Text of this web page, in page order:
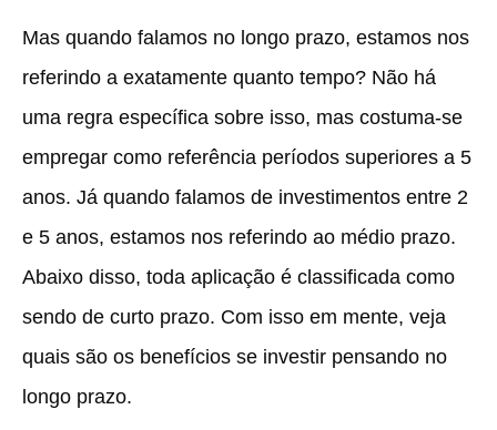
Mas quando falamos no longo prazo, estamos nos
referindo a exatamente quanto tempo? Não há
uma regra específica sobre isso, mas costuma-se
empregar como referência períodos superiores a 5
anos. Já quando falamos de investimentos entre 2
e 5 anos, estamos nos referindo ao médio prazo.
Abaixo disso, toda aplicação é classificada como
sendo de curto prazo. Com isso em mente, veja
quais são os benefícios se investir pensando no
longo prazo.